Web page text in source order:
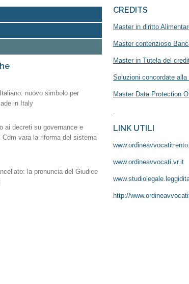
CREDITS
Master in diritto
Master contenzioso
Master in Tutela del
Soluzioni concordate
Master Data Protection
LINK UTILI
www.ordineavvocati.vr.it
http://
nuovo simbolo per
in Italy
ai decreti su governance e
vara la riforma del sistema
la pronuncia del Giudice